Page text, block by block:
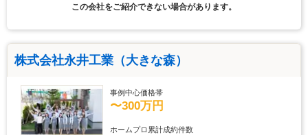
この会社をご紹介できない場合があります。
株式会社永井工業（大きな森）
事例中心価格帯
〜300万円
ホームプロ累計成約件数